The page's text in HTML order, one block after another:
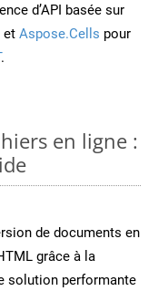
d’API basée sur
et Aspose.Cells pour
.
en ligne :
de documents en
grâce à la
solution performante